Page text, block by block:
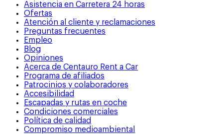
Asistencia en Carretera 24 horas
Ofertas
Atención al cliente y reclamaciones
Preguntas frecuentes
Empleo
Blog
Opiniones
Acerca de Centauro Rent a Car
Programa de afiliados
Patrocinios y colaboradores
Accesibilidad
Escapadas y rutas en coche
Condiciones comerciales
Política de calidad
Compromiso medioambiental